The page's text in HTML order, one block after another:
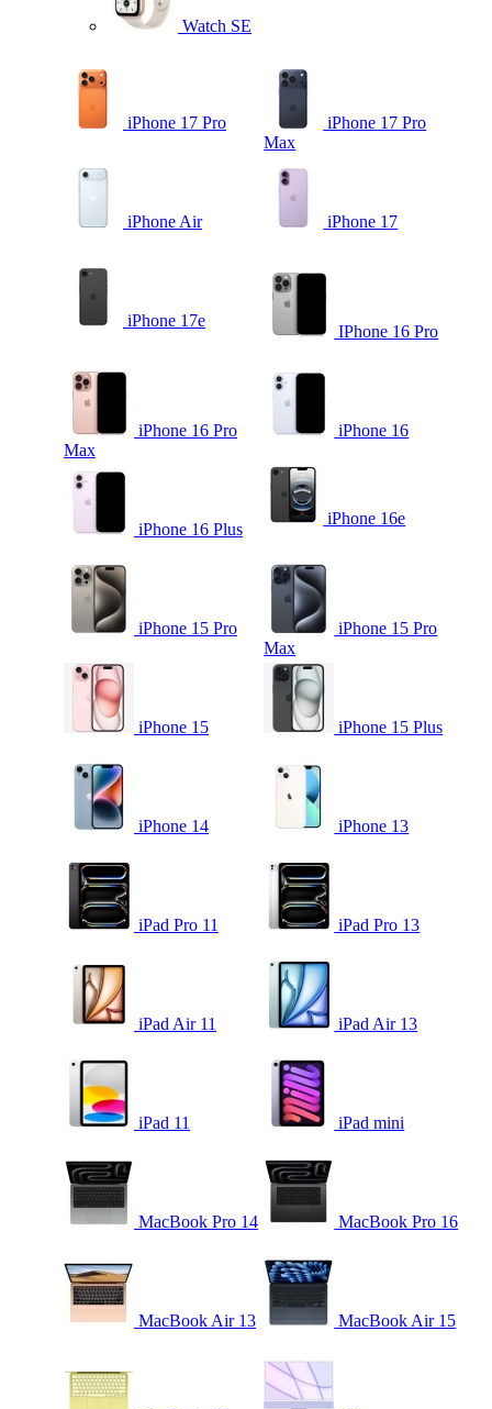
Watch SE
iPhone 17 Pro
iPhone 17 Pro
Max
iPhone Air iPhone 17
iPhone 17e
IPhone 16 Pro
iPhone 16 Pro
Max
iPhone 16
iPhone 16 Plus
iPhone 16e
iPhone 15 Pro
iPhone 15 Pro
Max
iPhone 15 iPhone 15 Plus
iPhone 14 iPhone 13
iPad Pro 11 iPad Pro 13
iPad Air 11 iPad Air 13
iPad 11 iPad mini
MacBook Pro 14 MacBook Pro 16
MacBook Air 13 MacBook Air 15